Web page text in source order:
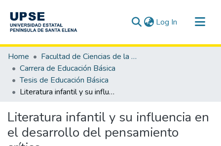
Log In (current)
Communities & Collections
All of DSpace
Statistics
Home
Facultad de Ciencias de la Educación e Idiomas
Carrera de Educación Básica
Tesis de Educación Básica
Literatura infantil y su influencia en el desarrollo del pensamiento crítico.
Literatura infantil y su influencia en
el desarrollo del pensamiento